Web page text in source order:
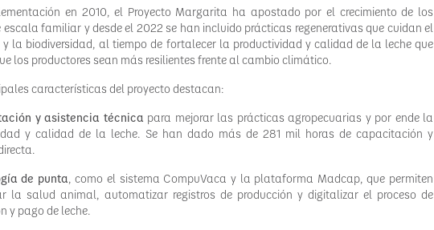
en 2010, el Proyecto Margarita ha apostado por el crecimiento de los
escala familiar y desde el 2022 se han incluido prácticas regenerativas que cuidan el
la biodiversidad, al tiempo de fortalecer la productividad y calidad de la leche que
los productores sean más resilientes frente al cambio climático.
características del proyecto destacan:
y asistencia técnica para mejorar las prácticas agropecuarias y por ende la
y calidad de la leche. Se han dado más de 281 mil horas de capacitación y
de punta, como el sistema CompuVaca y la plataforma Madcap, que permiten
la salud animal, automatizar registros de producción y digitalizar el proceso de
y pago de leche.